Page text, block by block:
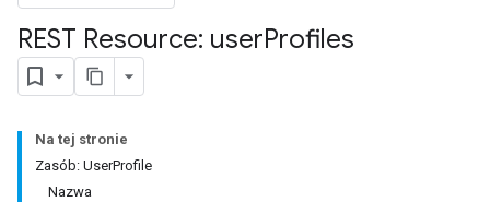
REST Resource: userProfiles
Na tej stronie
Zasób: UserProfile
Nazwa